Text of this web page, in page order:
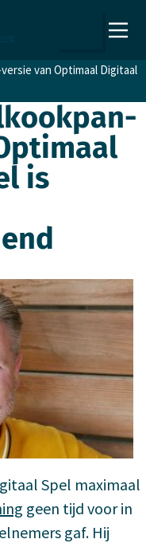
van Optimaal Digitaal
is
Spel maximaal
geen tijd voor in
gaf. Hij